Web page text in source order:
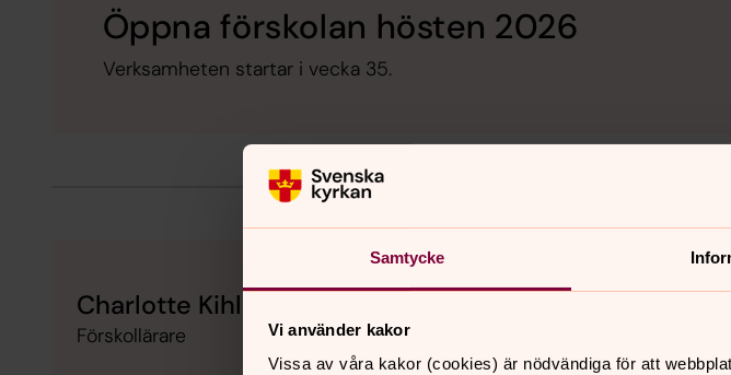
Samtycke
Vi använder kakor
Vissa av våra kakor (cookies) är nödvändiga för att
Öppna förskolan hösten 2026
Verksamheten startar i vecka 35.
Charlotte Kihlberg
Förskollärare